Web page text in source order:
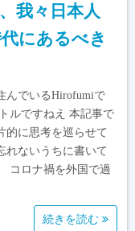
我々日本人
にあるべき
んでいるHirofumiで
ルですねえ 本記事で
的に思考を巡らせて
れないうちに書いて
コロナ禍を外国で過
続きを読む